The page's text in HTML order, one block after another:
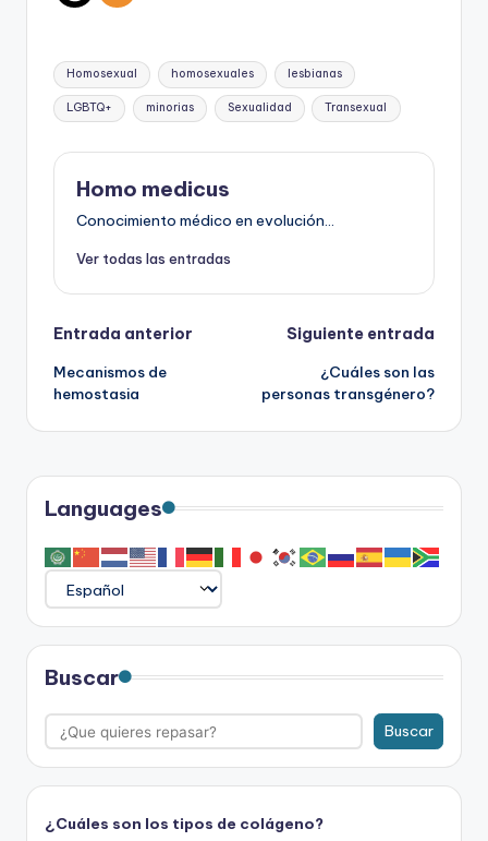
Etiquetas:
Homosexual homosexuales lesbianas
LGBTQ+ minorias Sexualidad Transexual
Homo medicus
Conocimiento médico en evolución...
Ver todas las entradas
Navegación
de
entradas
Entrada anterior
Mecanismos de
hemostasia
Siguiente entrada
¿Cuáles son las
personas transgénero?
Languages
Buscar
Buscar
¿Cuáles son los tipos de colágeno?